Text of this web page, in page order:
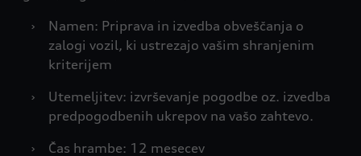
›
Namen: Priprava in izvedba obveščanja o
zalogi vozil, ki ustrezajo vašim shranjenim
kriterijem
›
Utemeljitev: izvrševanje pogodbe oz. izvedba
predpogodbenih ukrepov na vašo zahtevo.
›
Čas hrambe: 12 mesecev